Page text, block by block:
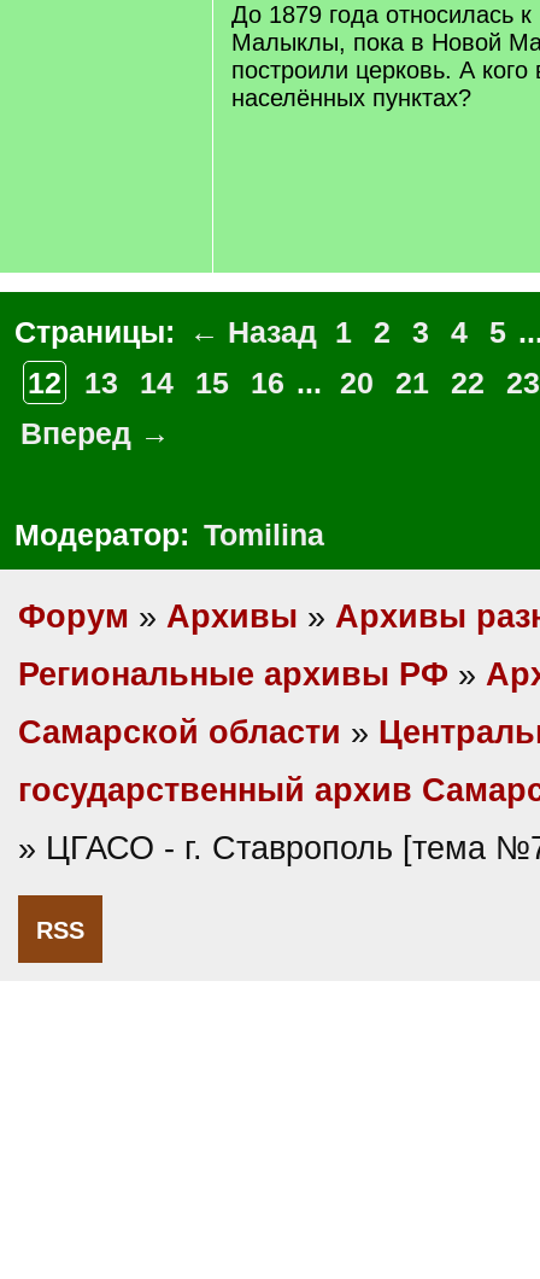
До 1879 года относилась
Малыклы, пока в Новой
построили церковь. А
населённых пунктах?
Страницы: ← Назад 1 2 3 4 5
12
13 14 15 16 ... 20 21 22
23
Вперед →
Модератор: Tomilina
Форум » Архивы » Архивы
Региональные архивы РФ »
Самарской области »
государственный архив
» ЦГАСО - г. Ставрополь [тема
RSS